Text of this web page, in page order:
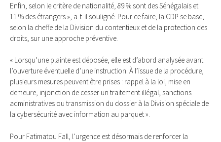
Enfin, selon le critère de nationalité, 89 % sont des Sénégalais et
11 % des étrangers », a-t-il souligné. Pour ce faire, la CDP se base,
selon la cheffe de la Division du contentieux et de la protection des
droits, sur une approche préventive.
« Lorsqu’une plainte est déposée, elle est d’abord analysée avant
l’ouverture éventuelle d’une instruction. À l’issue de la procédure,
plusieurs mesures peuvent être prises : rappel à la loi, mise en
demeure, injonction de cesser un traitement illégal, sanctions
administratives ou transmission du dossier à la Division spéciale de
la cybersécurité avec information au parquet ».
Pour Fatimatou Fall, l’urgence est désormais de renforcer la